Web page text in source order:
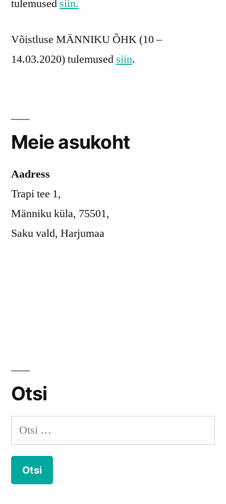
tulemused siin.
Võistluse MÄNNIKU ÕHK (10 –
14.03.2020) tulemused siin.
Meie asukoht
Aadress
Trapi tee 1,
Männiku küla, 75501,
Saku vald, Harjumaa
Otsi
Otsi: